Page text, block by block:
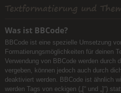
Textformatierung und
Was ist BBCode?
BBCode ist eine spezielle Umsetzung
Formatierungsmöglichkeiten für deinen
Verwendung von BBCode werden durch
vergeben, können jedoch auch durch
deaktiviert werden. BBCode ist ähnlich
werden Tags von eckigen („[“ und „]“)